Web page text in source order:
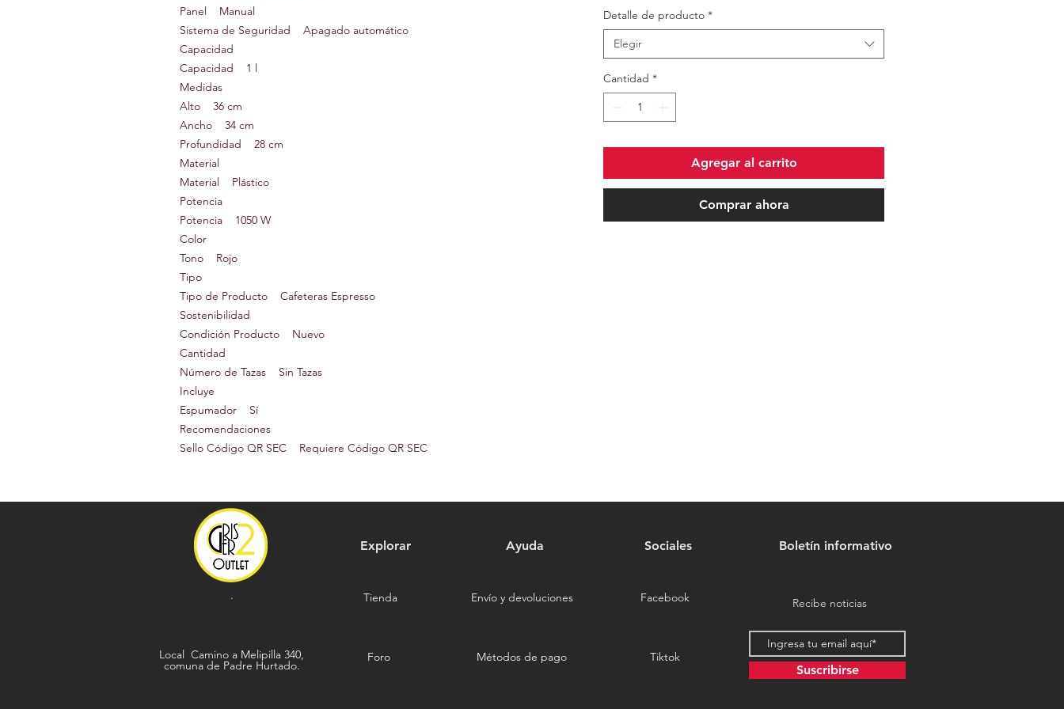
Panel Manual
Sistema de Seguridad Apagado automático
Capacidad
Capacidad 1 l
Medidas
Alto 36 cm
Ancho 34 cm
Profundidad 28 cm
Material
Material Plástico
Potencia
Potencia 1050 W
Color
Tono Rojo
Tipo
Tipo de Producto Cafeteras Espresso
Sostenibilidad
Condición Producto Nuevo
Cantidad
Número de Tazas Sin Tazas
Incluye
Espumador Sí
Recomendaciones
Sello Código QR SEC Requiere Código QR SEC
Detalle de producto *
Elegir
Cantidad *
Agregar al carrito
Comprar ahora
Explorar Ayuda Sociales Boletín informativo
. Tienda Envío y devoluciones
Local Camino a Melipilla 340,
comuna de Padre Hurtado.
Foro Métodos de pago
Facebook
Tiktok
Recibe noticias
Suscribirse